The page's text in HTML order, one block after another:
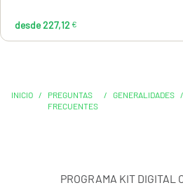
desde 227,12 €
INICIO /
PREGUNTAS
FRECUENTES
/ GENERALIDADES /
PROGRAMA KIT DIGITAL